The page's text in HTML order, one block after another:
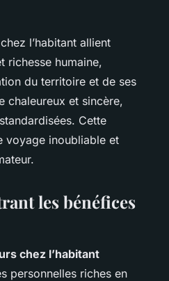
l’habitant allient
richesse humaine,
du territoire et de ses
chaleureux et sincère,
Cette
voyage inoubliable et
les bénéfices
chez l’habitant
personnelles riches en